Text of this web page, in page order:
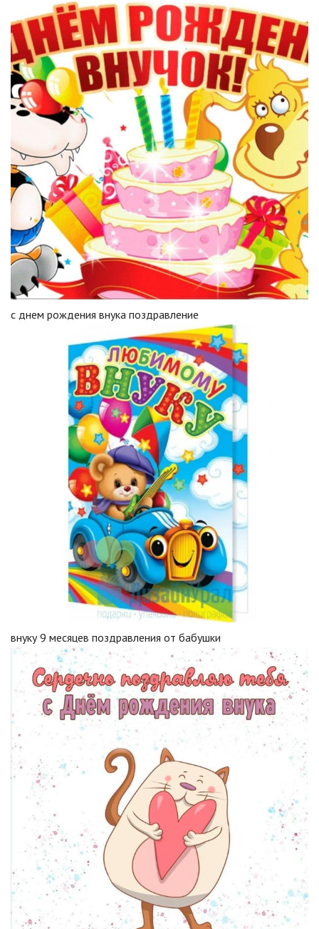
с днем рождения внука поздравление
внуку 9 месяцев поздравления от бабушки